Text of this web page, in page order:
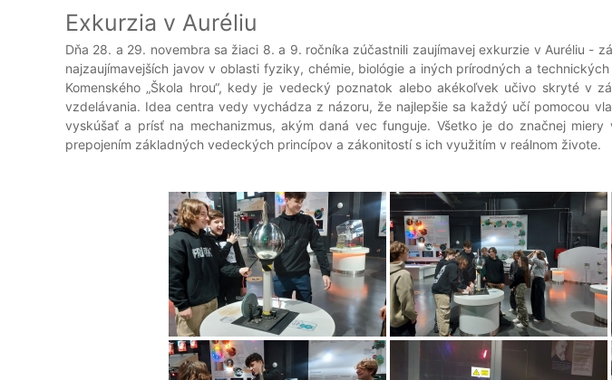
Exkurzia v Auréliu
Dňa 28. a 29. novembra sa žiaci 8. a 9. ročníka zúčastnili zaujímavej exkurzie v Auréliu -
najzaujímavejších javov v oblasti fyziky, chémie, biológie a iných prírodných a
Komenského „Škola hrou“, kedy je vedecký poznatok alebo akékoľvek učivo skryté v
vzdelávania. Idea centra vedy vychádza z názoru, že najlepšie sa každý učí pomocou
vyskúšať a prísť na mechanizmus, akým daná vec funguje. Všetko je do značnej
prepojením základných vedeckých princípov a zákonitostí s ich využitím v reálnom živote.